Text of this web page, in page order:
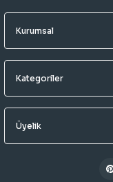
Kurumsal
Kategoriler
Üyelik